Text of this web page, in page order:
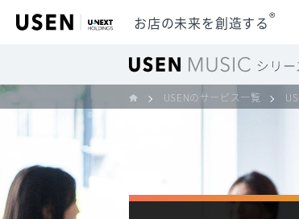
お店の未来を創造する®
USENのサービス一覧